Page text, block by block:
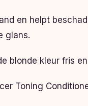
en helpt
glans.
blonde kleur fris
Toning